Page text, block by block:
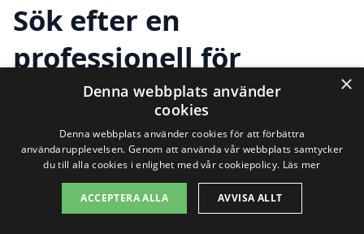
Sök efter en
professionell för
hemstäd i andra städer
nära Saxtorpsskogen
Att hitta hjälp för hemstäd i
×
Denna webbplats använder
cookies
Denna webbplats använder cookies för att förbättra
användarupplevelsen. Genom att använda vår webbplats samtycker
du till alla cookies i enlighet med vår cookiepolicy. Läs mer
ACCEPTERA ALLA AVVISA ALLT